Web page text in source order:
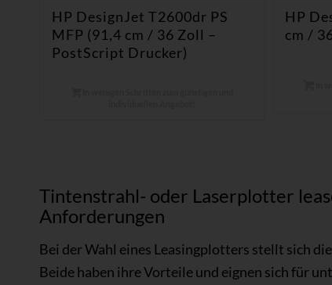
HP DesignJet T2600dr PS
MFP (91,4 cm / 36 Zoll –
PostScript Drucker)
HP
cm /
Tintenstrahl- oder Laserplotter
Anforderungen
Bei der Wahl eines Leasingplotters stellt sich
Beide haben ihre Vorteile und eignen sich für